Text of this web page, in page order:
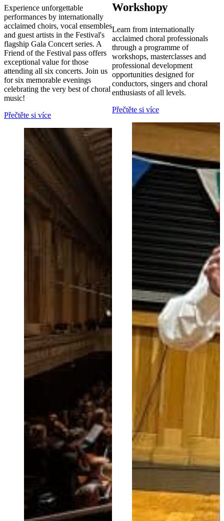
Experience unforgettable
performances by internationally
acclaimed choirs, vocal ensembles
and guest artists in the Festival's
flagship Gala Concert series. A
Friend of the Festival pass offers
exceptional value for those
attending all six concerts. Join us
for six memorable evenings
celebrating the very best of choral
music!
Přečtěte si více
Workshopy
Learn from internationally
acclaimed choral professionals
through a programme of
workshops, masterclasses and
professional development
opportunities designed for
conductors, singers and choral
enthusiasts of all levels.
Přečtěte si více